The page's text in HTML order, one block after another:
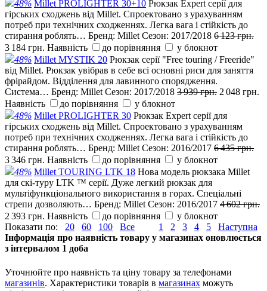
48% Millet PROLIGHTER 30+10 Рюкзак Expert серії для
гірських сходжень від Millet. Спроектовано з урахуванням
потреб при технічних сходженнях. Легка вага і стійкість до
стирання роблять… Бренд: Millet Сезон: 2017/2018 6 123 грн.
3 184 грн. Наявність до порівняння
у блокнот
48% Millet MYSTIK 20 Рюкзак серії "Free touring / Freeride"
від Millet. Рюкзак увібрав в себе всі основні риси для заняття
фрірайдом. Відділення для лавинного спорядження.
Система… Бренд: Millet Сезон: 2017/2018 3 939 грн. 2 048 грн.
Наявність
до порівняння
у блокнот
48% Millet PROLIGHTER 30 Рюкзак Expert серії для
гірських сходжень від Millet. Спроектовано з урахуванням
потреб при технічних сходженнях. Легка вага і стійкість до
стирання роблять… Бренд: Millet Сезон: 2016/2017 6 435 грн.
3 346 грн. Наявність до порівняння
у блокнот
48% Millet TOURING LTK 18 Нова модель рюкзака Millet
для скі-туру LTK ™ серії. Дуже легкий рюкзак для
мультіфункціонального використання в горах. Спеціальні
стрепи дозволяють… Бренд: Millet Сезон: 2016/2017 4 602 грн.
2 393 грн. Наявність до порівняння
у блокнот
Показати по: 20 60 100 Все 1 2 3 4 5
Наступна
Інформація про наявність товару у магазинах оновлюється
з інтервалом 1 доба
Уточнюйте про наявність та ціну товару за телефонами
магазинів. Характеристики товарів в магазинах можуть